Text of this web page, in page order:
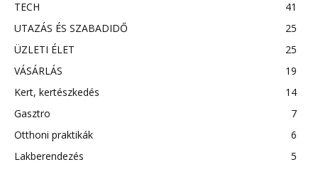
TECH
41
UTAZÁS ÉS SZABADIDŐ
25
ÜZLETI ÉLET
25
VÁSÁRLÁS
19
Kert, kertészkedés
14
Gasztro
7
Otthoni praktikák
6
Lakberendezés
5